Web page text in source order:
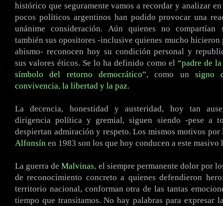
histórico que seguramente vamos a recordar y analizar
pocos políticos argentinos han podido provocar una
unánime consideración. Aún quienes no compartían
también sus opositores -inclusive quienes mucho hicieron
abismo- reconocen hoy su condición personal y
sus valores éticos. Se lo ha definido como el “padre de
símbolo del retorno democrático”, como un signo
convivencia, la libertad y la paz.
La decencia, honestidad y austeridad, hoy tan
dirigencia política y gremial, siguen siendo -pese a
despiertan admiración y respeto. Los mismos motivos
Alfonsín en 1983 son los que hoy conducen a este masivo
La guerra deMalvinas, el siempre permanente dolor por
de reconocimiento concreto a quienes defendieron
territorio nacional, conforman otra de las tantas
tiempo que transitamos. No hay palabras para expresar